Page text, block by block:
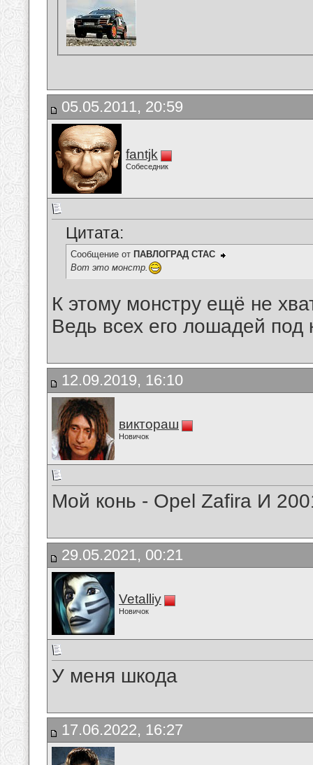
05.05.2011, 20:59
fantjk
Собеседник
Цитата:
Сообщение от ПАВЛОГРАД СТАС
Вот это монстр.
К этому монстру ещё не
Ведь всех его лошадей
12.09.2019, 16:10
виктораш
Новичок
Мой конь - Opel Zafira И
29.05.2021, 00:21
Vetalliy
Новичок
У меня шкода
17.06.2022, 16:27